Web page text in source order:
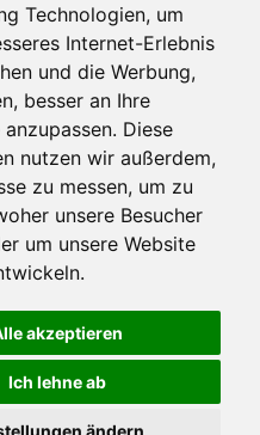
Technologien, um
Internet-Erlebnis
und die Werbung,
besser an Ihre
Diese
nutzen wir außerdem,
zu messen, um zu
unsere Besucher
um unsere Website
akzeptieren
Ich lehne ab
ändern
im...
und...
Waldbrandgefahr
Wälder...